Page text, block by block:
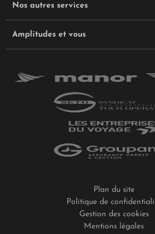
Nos autres services
Amplitudes et vous
Plan du site
Politique de
Gestion des cookies
Mentions légales